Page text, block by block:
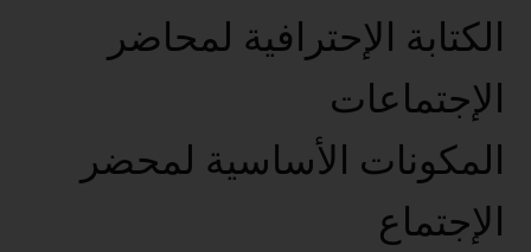
الكتابة الإحترافية لمحاضر
الإجتماعات
المكونات الأساسية لمحضر
الإجتماع